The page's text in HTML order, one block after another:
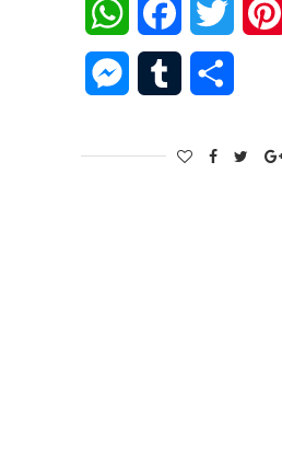
WhatsAppFacebookTwitter
Messenger
Tumblr